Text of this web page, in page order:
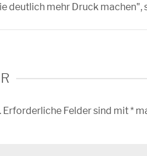
deutlich mehr Druck machen",
Erforderliche Felder sind mit*